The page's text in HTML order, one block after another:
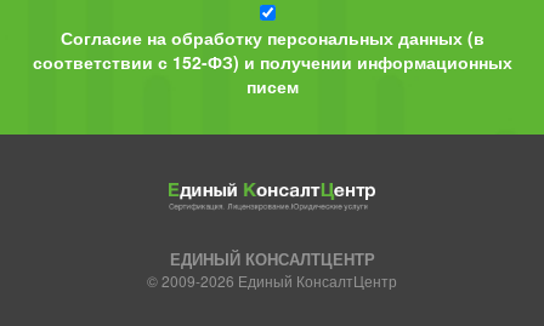
Согласие на обработку персональных данных (в
соответствии с 152-ФЗ) и получении информационных
писем
ЕДИНЫЙ КОНСАЛТЦЕНТР
© 2009-2026 Единый КонсалтЦентр